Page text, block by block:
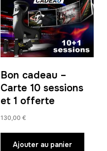
Bon cadeau –
Carte 10 sessions
et 1 offerte
130,00 €
Ajouter au panier